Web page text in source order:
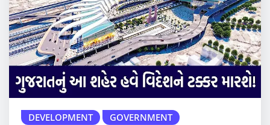
DEVELOPMENT GOVERNMENT